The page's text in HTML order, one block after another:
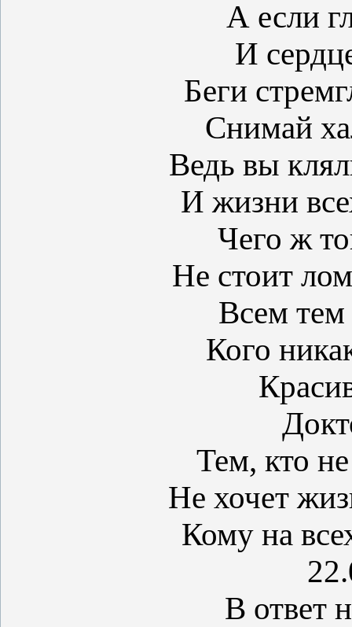
А если
И
Беги
Снимай
Ведь вы
И жизни
Чего ж
Не стоит
Всем тем
Кого
Тем, кто
Не хочет
Кому на
В ответ